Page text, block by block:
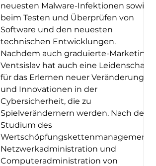
neuesten Malware-Infektionen sowie
beim Testen und Überprüfen von
Software und den neuesten
technischen Entwicklungen.
Nachdem auch graduierte-Marketing,
Ventsislav hat auch eine Leidenschaft
für das Erlernen neuer Veränderungen
und Innovationen in der
Cybersicherheit, die zu
Spielverändernern werden. Nach dem
Studium des
Wertschöpfungskettenmanagements,
Netzwerkadministration und
Computeradministration von